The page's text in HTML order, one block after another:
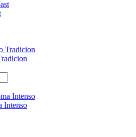
Intenso